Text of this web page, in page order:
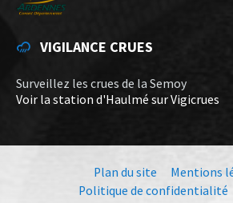
VIGILANCE CRUES
Surveillez les crues de la Semoy
Voir la station d'Haulmé sur Vigicrues
Plan du site
Mentions
Politique de confidentialité